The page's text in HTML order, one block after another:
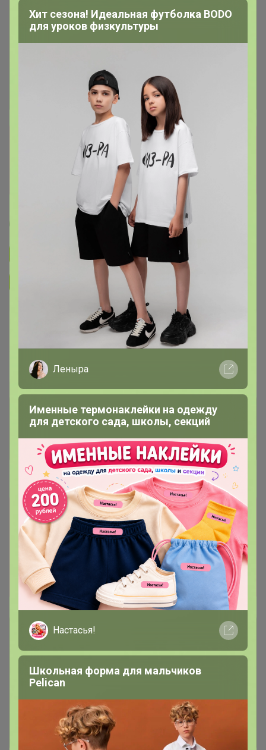
Сбор заказов в данной закупке
завершен
Перейти к текущей закупке
Артемида
Подписаться на закупку 893
Подписаться на организатора 1.7K
Ожидание ~ 4 дня
Комментарии к лотам 3.7K
Отзывы участников 12K
Новости
Прямая оплата! Отписка встает в течении 30
минут! Отписка по прямой оплате встает до
30 минут! ТЕПЕРЬ МОЖНО ПЛАТИТЬ ПО
КУАР-КОДУ (СБП) ОЧЕНЬ УДОБНО, БЕЗ
ЛИШНИХ ЦИФР И ДАННЫХ КАРТ! ОТПИСКА
ВСТАЕТ СРАЗУ. Развоз 29 февраля
Описание
Условия участия
Ключевые даты
История проведённых выкупов
Хит сезона! Идеальная футболка BODO
для уроков физкультуры
Леныра
Именные термонаклейки на одежду
для детского сада, школы, секций
Настасья!
Школьная форма для мальчиков
Pelican